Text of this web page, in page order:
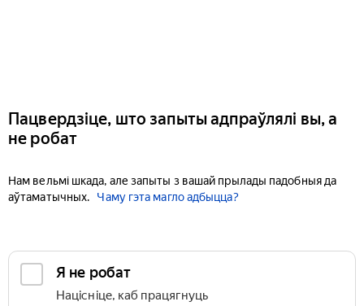
Пацвердзіце, што запыты адпраўлялі вы, а
не робат
Нам вельмі шкада, але запыты з вашай прылады падобныя да
аўтаматычных.
Чаму гэта магло адбыцца?
Я не робат
Націсніце, каб працягнуць